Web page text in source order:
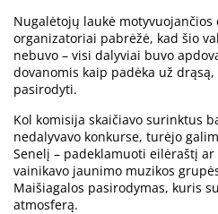
Nugalėtojų laukė motyvuojančios
organizatoriai pabrėžė, kad šio
nebuvo – visi dalyviai buvo
dovanomis kaip padėka už
pasirodyti.
Kol komisija skaičiavo surinktus
nedalyvavo konkurse, turėjo
Senelį – padeklamuoti eilėraštį
vainikavo jaunimo muzikos
Maišiagalos pasirodymas, kuris
atmosferą.